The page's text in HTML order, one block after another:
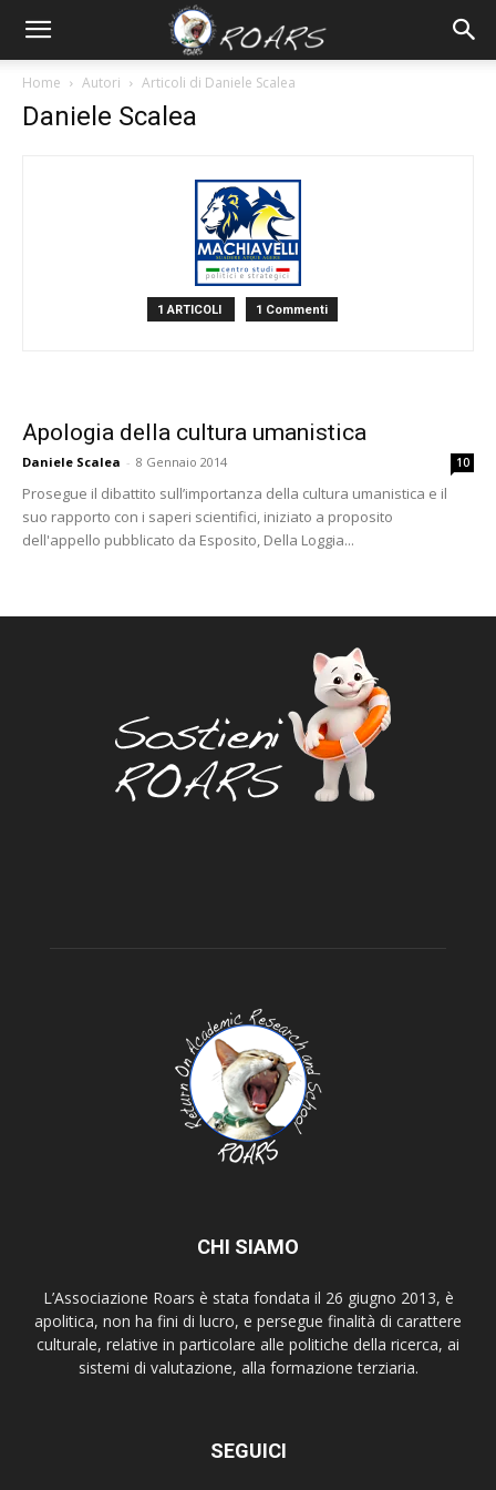
Home Autori Articoli di Daniele Scalea
Daniele Scalea
1 ARTICOLI 1 Commenti
Apologia della cultura umanistica
Daniele Scalea - 8 Gennaio 2014 10
Prosegue il dibattito sull’importanza della cultura umanistica e il
suo rapporto con i saperi scientifici, iniziato a proposito
dell'appello pubblicato da Esposito, Della Loggia...
CHI SIAMO
L’Associazione Roars è stata fondata il 26 giugno 2013, è
apolitica, non ha fini di lucro, e persegue finalità di carattere
culturale, relative in particolare alle politiche della ricerca, ai
sistemi di valutazione, alla formazione terziaria.
SEGUICI